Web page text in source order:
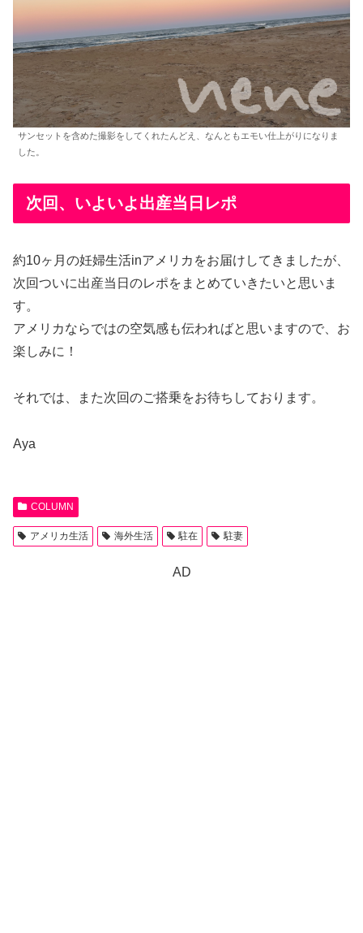
サンセットを含めた撮影をしてくれたんどえ、なんともエモい仕上がりになりま
した。
次回、いよいよ出産当日レポ
約10ヶ月の妊婦生活inアメリカをお届けしてきましたが、
次回ついに出産当日のレポをまとめていきたいと思いま
す。
アメリカならではの空気感も伝わればと思いますので、お
楽しみに！
それでは、また次回のご搭乗をお待ちしております。
Aya
COLUMN
アメリカ生活 海外生活 駐在 駐妻
AD